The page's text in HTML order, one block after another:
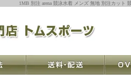
1MB 別注 arena 競泳水着 メンズ 無地 別注カット